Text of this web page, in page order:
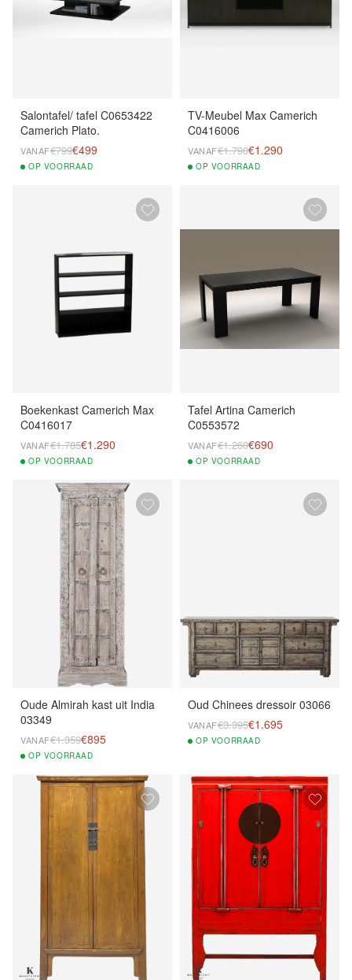
Salontafel/ tafel C0653422
Camerich Plato.
VANAF€799€499
OP VOORRAAD
TV-Meubel Max Camerich
C0416006
VANAF€1.790€1.290
OP VOORRAAD
Boekenkast Camerich Max
C0416017
VANAF€1.785€1.290
OP VOORRAAD
Tafel Artina Camerich
C0553572
VANAF€1.260€690
OP VOORRAAD
Oude Almirah kast uit India
03349
VANAF€1.359€895
OP VOORRAAD
Oud Chinees dressoir 03066
VANAF€3.395€1.695
OP VOORRAAD